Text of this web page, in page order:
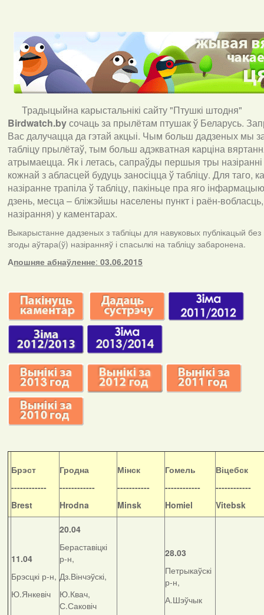
Традыцыйна карыстальнікі сайту "Птушкі штодня"
Birdwatch.byсочаць за прылётам птушак ў Беларусь.
Вас далучацца да гэтай акцыі. Чым больш дадзеных мы
табліцу прылётаў, тым больш адэкватная карціна
атрымаецца. Як і летась, сапраўды першыя тры
кожнай з абласцей будуць заносіцца ў табліцу. Для таго,
назіранне трапіла ў табліцу, пакіньце пра яго
дзень, месца – бліжэйшы населены пункт і раён-
назірання) у каментарах.
Выкарыстанне дадзеных з табліцы для навуковых публікацый без
згоды аўтара(ў) назіранняў і спасылкі на табліцу забаронена.
Апошняе абнаўленне: 03.06.2015
Брэст
------------
Brest
Гродна
------------
Hrodna
Мінск
-----------
Minsk
Гомель
------------
Homiel
Віцебск
------------
Vitebsk
11.04
Брэсцкі р-н,
Ю.Янкевіч
20.04
Бераставіцкі
р-н,
Дз.Вінчэўскі,
Ю.Квач,
С.Саковіч
28.03
Петрыкаўскі
р-н,
А.Шэўчык